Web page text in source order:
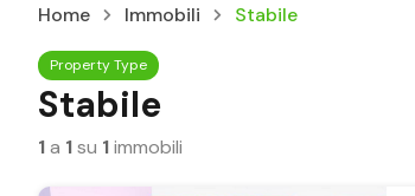
Home Immobili Stabile
Property Type
Stabile
1a 1su 1immobili